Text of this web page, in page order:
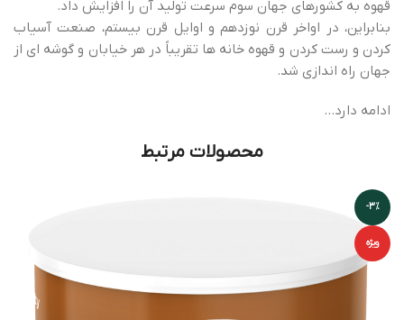
قهوه به کشورهای جهان سوم سرعت تولید آن را افزایش داد.
بنابراین، در اواخر قرن نوزدهم و اوایل قرن بیستم، صنعت آسیاب
کردن و رست کردن و قهوه خانه ها تقریباً در هر خیابان و گوشه ای از
جهان راه اندازی شد.
ادامه دارد…
محصولات مرتبط
-3%
ویژه